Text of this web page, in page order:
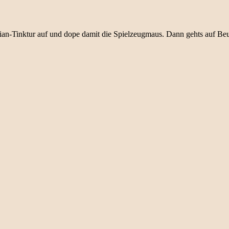
Tinktur auf und dope damit die Spielzeugmaus. Dann gehts auf